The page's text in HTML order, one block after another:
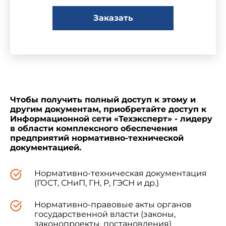
(МНТКС) 17 ноября 1994 года
Республика Армения
Республика Беларусь
Республика Казахстан
Республика Молдова
Российская Федерация
Республика Таджикистан
Заказать
Чтобы получить полный доступ к этому и
другим документам, приобретайте доступ к
Информационной сети «Техэксперт» - лидеру
в области комплексного обеспечения
предприятий нормативно-технической
документацией.
Нормативно-техническая документация
(ГОСТ, СНиП, ГН, Р, ГЭСН и др.)
Нормативно-правовые акты органов
государственной власти (законы,
законопроекты, постановления)